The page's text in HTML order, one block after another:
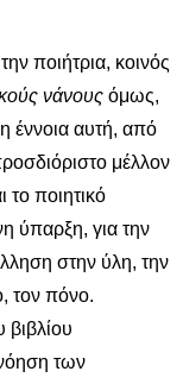
ποιήτρια, κοινός
νάνους όμως,
έννοια αυτή, από
μέλλον
ποιητικό
ύπαρξη, για την
στην ύλη, την
τον πόνο.
βιβλίου
των